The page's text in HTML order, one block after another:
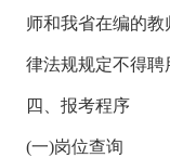
师和我省在编的教
律法规规定不得聘
四、报考程序
(一)岗位查询